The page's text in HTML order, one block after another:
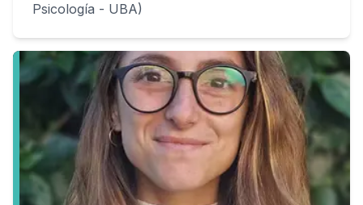
Psicología - UBA)